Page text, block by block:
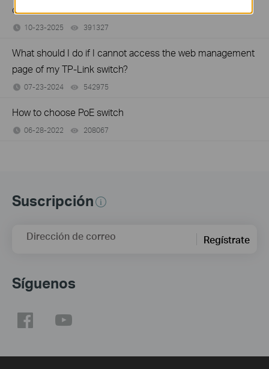
connected to the PoE Switch?
10-23-2025 391327
What should I do if I cannot access the web management
page of my TP-Link switch?
07-23-2024 542975
How to choose PoE switch
06-28-2022 208067
Suscripción
Dirección de correo Regístrate
Síguenos